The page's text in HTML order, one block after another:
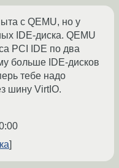
с QEMU, но у
IDE-диска. QEMU
PCI IDE по два
больше IDE-дисков
тебе надо
шину VirtIO.